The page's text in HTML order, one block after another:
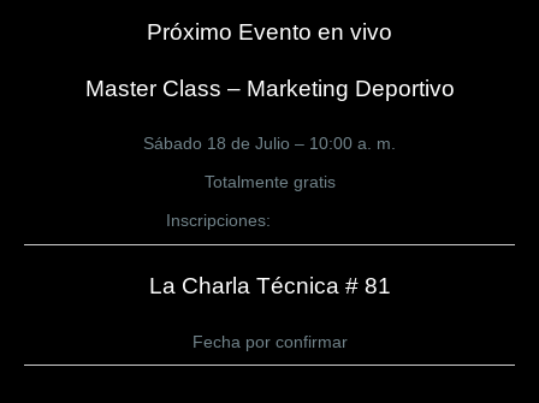
Próximo Evento en vivo
Master Class – Marketing Deportivo
Sábado 18 de Julio – 10:00 a. m.
Totalmente gratis
Inscripciones:
La Charla Técnica # 81
Fecha por confirmar